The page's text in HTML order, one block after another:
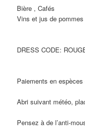
Bière , Cafés
Vins et jus de
DRESS CODE:
Paiements en
Abri suivant météo,
Pensez à de l’anti-